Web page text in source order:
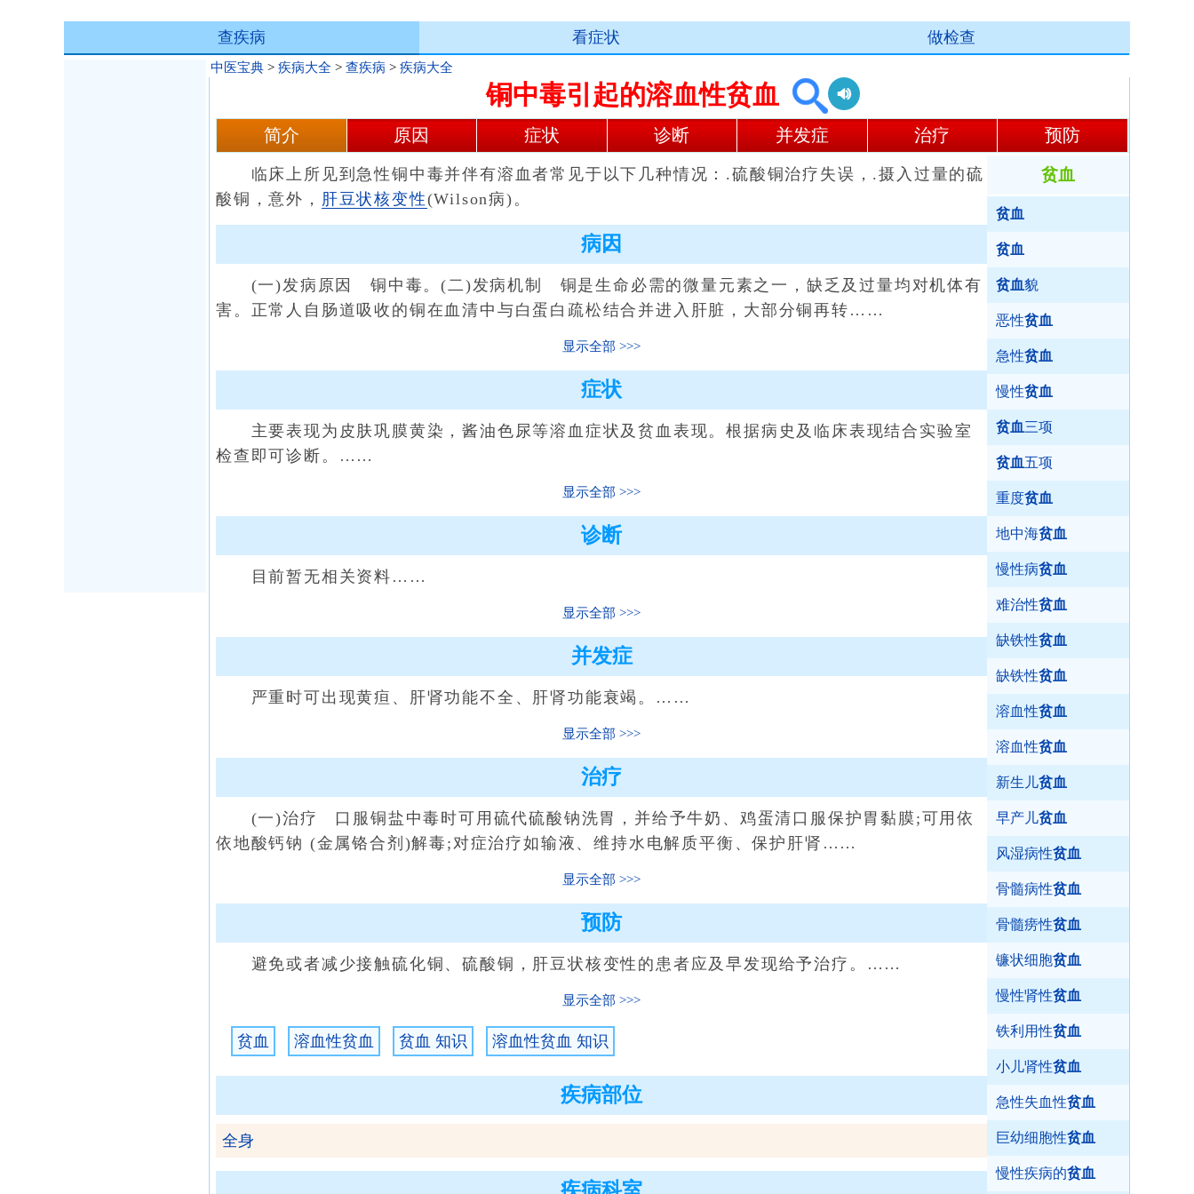
查疾病 看症状 做检查
中医宝典 > 疾病大全 > 查疾病 > 疾病大全
铜中毒引起的溶血性贫血
简介 原因 症状 诊断 并发症 治疗 预防
贫血
贫血
贫血
贫血貌
恶性贫血
急性贫血
慢性贫血
贫血三项
贫血五项
重度贫血
地中海贫血
慢性病贫血
难治性贫血
缺铁性贫血
缺铁性贫血
溶血性贫血
溶血性贫血
新生儿贫血
早产儿贫血
风湿病性贫血
骨髓病性贫血
骨髓痨性贫血
镰状细胞贫血
慢性肾性贫血
铁利用性贫血
小儿肾性贫血
急性失血性贫血
巨幼细胞性贫血
慢性疾病的贫血
临床上所见到急性铜中毒并伴有溶血者常见于以下几种情况：.硫酸铜治疗失误，.摄入过量的硫
酸铜，意外， 肝豆状核变性(Wilson病)。
病因
(一)发病原因 铜中毒。(二)发病机制 铜是生命必需的微量元素之一，缺乏及过量均对机体有
害。正常人自肠道吸收的铜在血清中与白蛋白疏松结合并进入肝脏，大部分铜再转……
显示全部
症状
主要表现为皮肤巩膜黄染，酱油色尿等溶血症状及贫血表现。根据病史及临床表现结合实验室
检查即可诊断。……
显示全部
诊断
目前暂无相关资料……
显示全部
并发症
严重时可出现黄疸、肝肾功能不全、肝肾功能衰竭。……
显示全部
治疗
(一)治疗 口服铜盐中毒时可用硫代硫酸钠洗胃，并给予牛奶、鸡蛋清口服保护胃黏膜;可用依
依地酸钙钠 (金属铬合剂)解毒;对症治疗如输液、维持水电解质平衡、保护肝肾……
显示全部
预防
避免或者减少接触硫化铜、硫酸铜，肝豆状核变性的患者应及早发现给予治疗。……
显示全部
贫血 溶血性贫血 贫血 知识 溶血性贫血 知识
疾病部位
全身